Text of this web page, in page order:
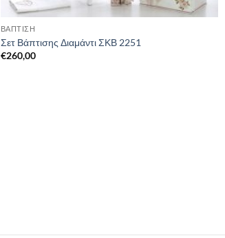
ΒΑΠΤΙΣΗ
Σετ Βάπτισης Διαμάντι ΣΚΒ 2251
€260,00